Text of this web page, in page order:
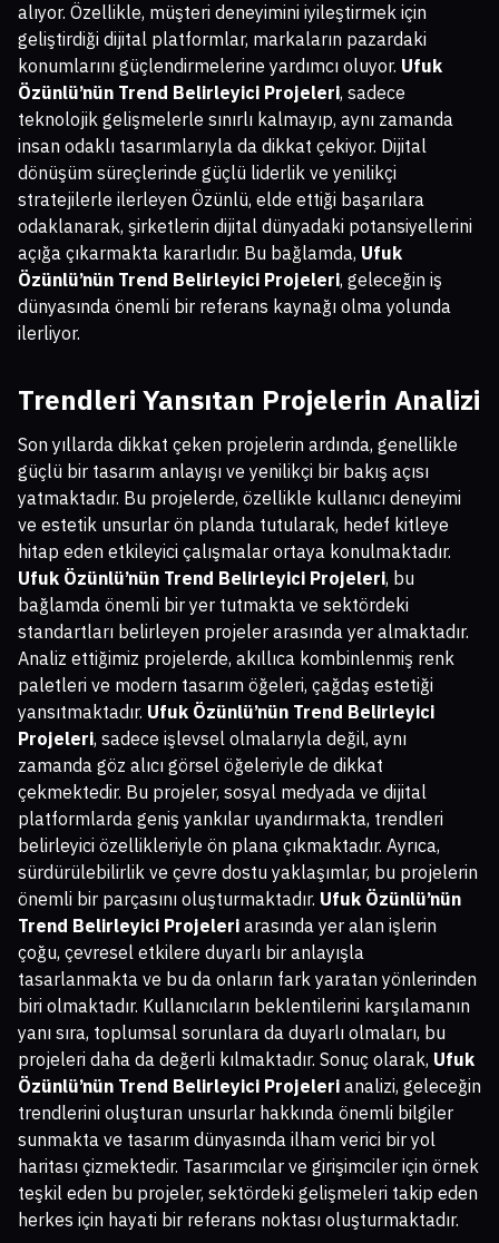
alıyor. Özellikle, müşteri deneyimini iyileştirmek için
geliştirdiği dijital platformlar, markaların pazardaki
konumlarını güçlendirmelerine yardımcı oluyor. Ufuk
Özünlü’nün Trend Belirleyici Projeleri, sadece
teknolojik gelişmelerle sınırlı kalmayıp, aynı zamanda
insan odaklı tasarımlarıyla da dikkat çekiyor. Dijital
dönüşüm süreçlerinde güçlü liderlik ve yenilikçi
stratejilerle ilerleyen Özünlü, elde ettiği başarılara
odaklanarak, şirketlerin dijital dünyadaki potansiyellerini
açığa çıkarmakta kararlıdır. Bu bağlamda, Ufuk
Özünlü’nün Trend Belirleyici Projeleri, geleceğin iş
dünyasında önemli bir referans kaynağı olma yolunda
ilerliyor.
Trendleri Yansıtan Projelerin Analizi
Son yıllarda dikkat çeken projelerin ardında, genellikle
güçlü bir tasarım anlayışı ve yenilikçi bir bakış açısı
yatmaktadır. Bu projelerde, özellikle kullanıcı deneyimi
ve estetik unsurlar ön planda tutularak, hedef kitleye
hitap eden etkileyici çalışmalar ortaya konulmaktadır.
Ufuk Özünlü’nün Trend Belirleyici Projeleri, bu
bağlamda önemli bir yer tutmakta ve sektördeki
standartları belirleyen projeler arasında yer almaktadır.
Analiz ettiğimiz projelerde, akıllıca kombinlenmiş renk
paletleri ve modern tasarım öğeleri, çağdaş estetiği
yansıtmaktadır. Ufuk Özünlü’nün Trend Belirleyici
Projeleri, sadece işlevsel olmalarıyla değil, aynı
zamanda göz alıcı görsel öğeleriyle de dikkat
çekmektedir. Bu projeler, sosyal medyada ve dijital
platformlarda geniş yankılar uyandırmakta, trendleri
belirleyici özellikleriyle ön plana çıkmaktadır. Ayrıca,
sürdürülebilirlik ve çevre dostu yaklaşımlar, bu projelerin
önemli bir parçasını oluşturmaktadır. Ufuk Özünlü’nün
Trend Belirleyici Projeleri arasında yer alan işlerin
çoğu, çevresel etkilere duyarlı bir anlayışla
tasarlanmakta ve bu da onların fark yaratan yönlerinden
biri olmaktadır. Kullanıcıların beklentilerini karşılamanın
yanı sıra, toplumsal sorunlara da duyarlı olmaları, bu
projeleri daha da değerli kılmaktadır. Sonuç olarak, Ufuk
Özünlü’nün Trend Belirleyici Projeleri analizi, geleceğin
trendlerini oluşturan unsurlar hakkında önemli bilgiler
sunmakta ve tasarım dünyasında ilham verici bir yol
haritası çizmektedir. Tasarımcılar ve girişimciler için örnek
teşkil eden bu projeler, sektördeki gelişmeleri takip eden
herkes için hayati bir referans noktası oluşturmaktadır.